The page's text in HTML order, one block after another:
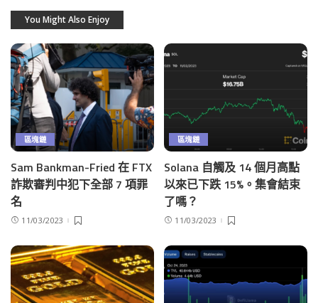
You Might Also Enjoy
區塊鏈
Sam Bankman-Fried 在 FTX
詐欺審判中犯下全部 7 項罪
名
11/03/2023
區塊鏈
Solana 自觸及 14 個月高點
以來已下跌 15%。集會結束
了嗎？
11/03/2023